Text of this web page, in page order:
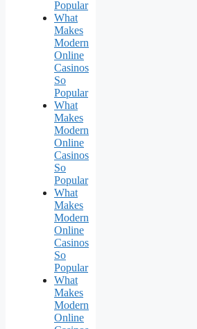
Popular
What
Makes
Modern
Online
Casinos
So
Popular
What
Makes
Modern
Online
Casinos
So
Popular
What
Makes
Modern
Online
Casinos
So
Popular
What
Makes
Modern
Online